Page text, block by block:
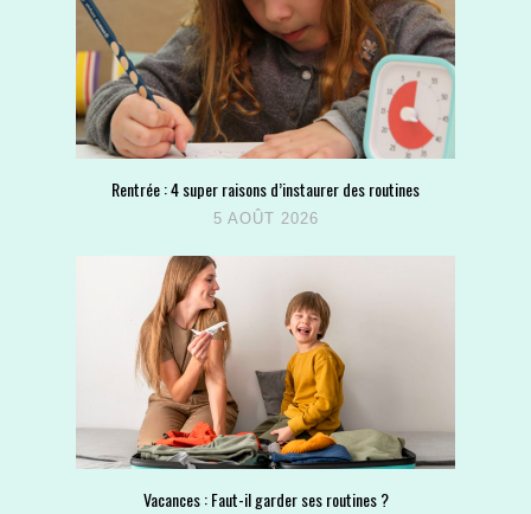
Rentrée : 4 super raisons d’instaurer des routines
5 AOÛT 2026
Vacances : Faut-il garder ses routines ?